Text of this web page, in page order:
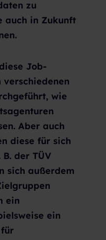
zu
auch in Zukunft
Job-
verschiedenen
wie
Aber auch
diese für sich
der TÜV
sich außerdem
ein
ein